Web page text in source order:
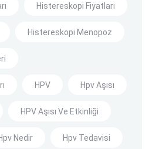
Histereskopi Fiyatları
Histereskopi Menopoz
HPV Hpv Aşısı
HPV Aşısı Ve Etkinliği
Nedir Hpv Tedavisi